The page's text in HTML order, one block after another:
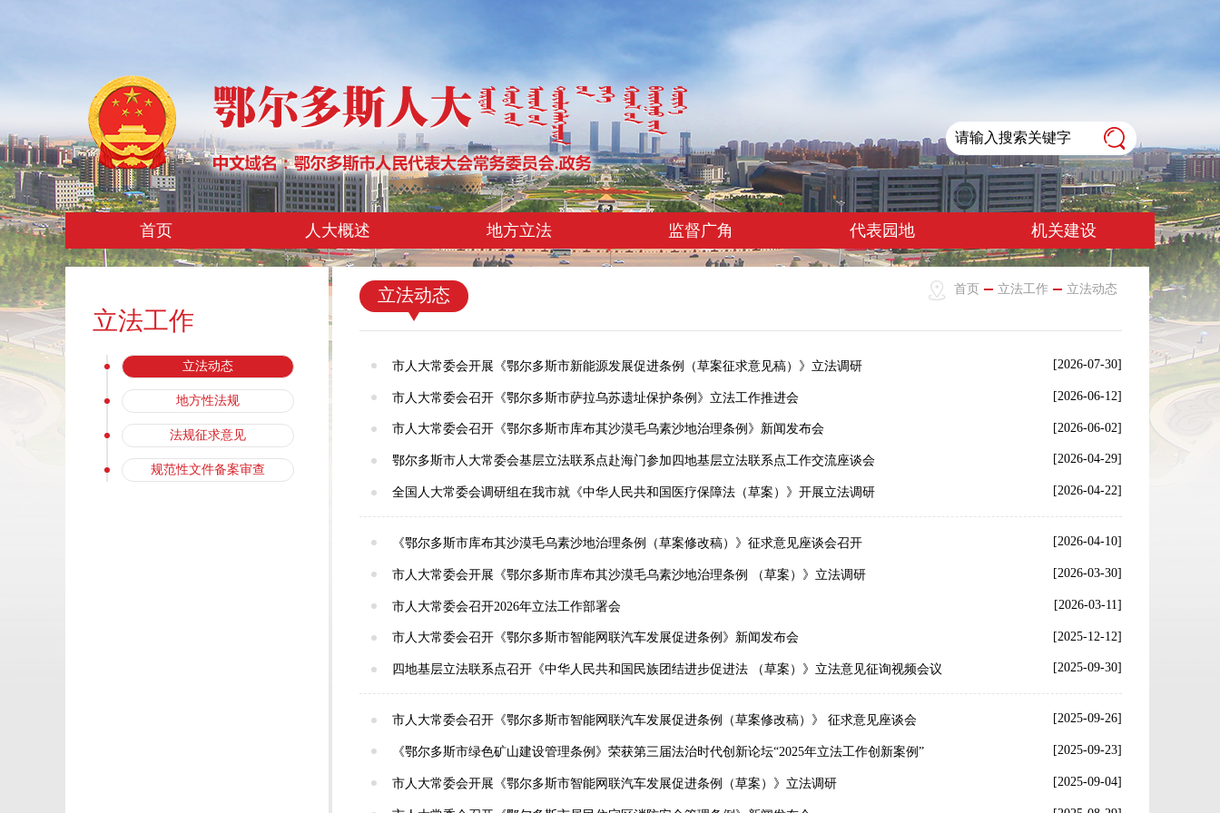
首页 人大概述 地方立法 监督广角 代表园地 机关建设
立法工作
立法动态
地方性法规
法规征求意见
规范性文件备案审查
立法动态 首页 立法工作 立法动态
市人大常委会开展《鄂尔多斯市新能源发展促进条例（草案征求意见稿）》立法调研 [2026-07-30]
市人大常委会召开《鄂尔多斯市萨拉乌苏遗址保护条例》立法工作推进会 [2026-06-12]
市人大常委会召开《鄂尔多斯市库布其沙漠毛乌素沙地治理条例》新闻发布会 [2026-06-02]
鄂尔多斯市人大常委会基层立法联系点赴海门参加四地基层立法联系点工作交流座谈会 [2026-04-29]
全国人大常委会调研组在我市就《中华人民共和国医疗保障法（草案）》开展立法调研 [2026-04-22]
《鄂尔多斯市库布其沙漠毛乌素沙地治理条例（草案修改稿）》征求意见座谈会召开 [2026-04-10]
市人大常委会开展《鄂尔多斯市库布其沙漠毛乌素沙地治理条例 （草案）》立法调研 [2026-03-30]
市人大常委会召开2026年立法工作部署会 [2026-03-11]
市人大常委会召开《鄂尔多斯市智能网联汽车发展促进条例》新闻发布会 [2025-12-12]
四地基层立法联系点召开《中华人民共和国民族团结进步促进法 （草案）》立法意见征询视频会议 [2025-09-30]
市人大常委会召开《鄂尔多斯市智能网联汽车发展促进条例（草案修改稿）》 征求意见座谈会 [2025-09-26]
《鄂尔多斯市绿色矿山建设管理条例》荣获第三届法治时代创新论坛“2025年立法工作创新案例” [2025-09-23]
市人大常委会开展《鄂尔多斯市智能网联汽车发展促进条例（草案）》立法调研 [2025-09-04]